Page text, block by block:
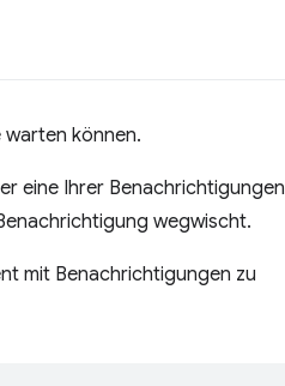
warten können.
eine Ihrer Benachrichtigungen
wegwischt.
mit Benachrichtigungen zu